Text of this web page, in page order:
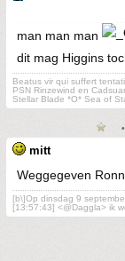
man man man
dit mag Higgins
Beatus vir qui suffert
PSN Rinzewind en
Stellar Blade *O* Sea of
mitt
Weggegeven
[b\]Op dinsdag 9
[13:57:43] <@Daggla> ik